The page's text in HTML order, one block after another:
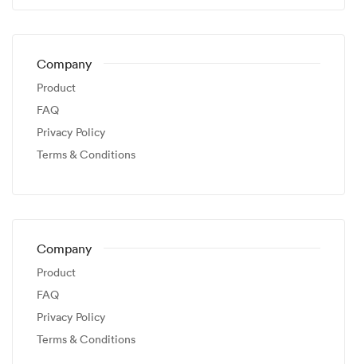
Company
Product
FAQ
Privacy Policy
Terms & Conditions
Company
Product
FAQ
Privacy Policy
Terms & Conditions